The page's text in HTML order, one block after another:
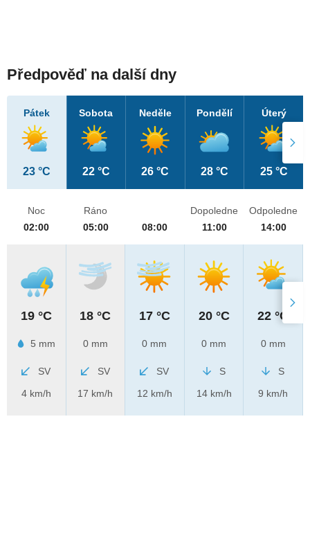
Předpověď na další dny
Pátek
23 °C
Sobota
22 °C
Neděle
26 °C
Pondělí
28 °C
Úterý
25 °C
Noc
02:00
19 °C
5 mm
SV
4 km/h
Ráno
05:00
18 °C
0 mm
SV
17 km/h
08:00
17 °C
0 mm
SV
12 km/h
Dopoledne
11:00
20 °C
0 mm
S
14 km/h
Odpoledne
14:00
22 °C
0 mm
S
9 km/h